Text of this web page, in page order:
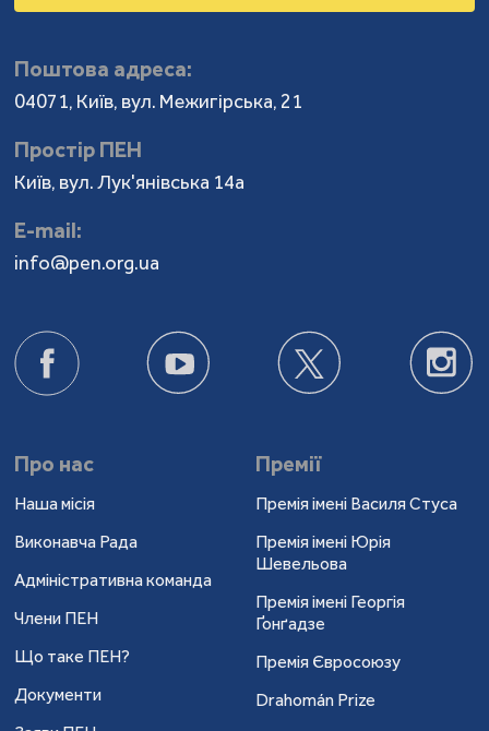
Поштова адреса:
04071, Київ, вул. Межигірська, 21
Простір ПЕН
Київ, вул. Лук'янівська 14а
Е-mail:
info@pen.org.ua
Про нас
Наша місія
Виконавча Рада
Адміністративна команда
Члени ПЕН
Що таке ПЕН?
Документи
Премії
Премія імені Василя Стуса
Премія імені Юрія
Шевельова
Премія імені Георгія
Ґонґадзе
Премія Євросоюзу
Drahomán Prize